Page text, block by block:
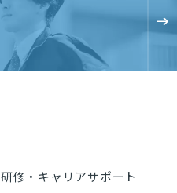
研修・キャリアサポート